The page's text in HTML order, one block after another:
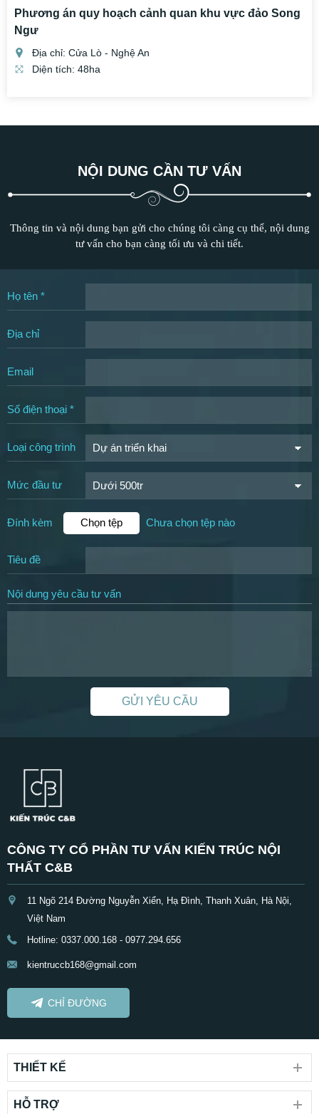
Phương án quy hoạch cảnh quan khu vực đảo Song
Ngư
Địa chỉ: Cửa Lò - Nghệ An
Diện tích: 48ha
NỘI DUNG CẦN TƯ VẤN
Thông tin và nội dung bạn gửi cho chúng tôi càng cụ thể, nội dung
tư vấn cho bạn càng tối ưu và chi tiết.
Họ tên *
Địa chỉ
Email
Số điện thoại *
Loại công trình
Mức đầu tư
Đính kèm Chọn tệp Chưa chọn tệp nào
Tiêu đề
Nội dung yêu cầu tư vấn
GỬI YÊU CẦU
CÔNG TY CỔ PHẦN TƯ VẤN KIẾN TRÚC NỘI
THẤT C&B
11 Ngõ 214 Đường Nguyễn Xiển, Hạ Đình, Thanh Xuân, Hà Nội,
Việt Nam
Hotline: 0337.000.168 - 0977.294.656
kientruccb168@gmail.com
CHỈ ĐƯỜNG
THIẾT KẾ
HỖ TRỢ